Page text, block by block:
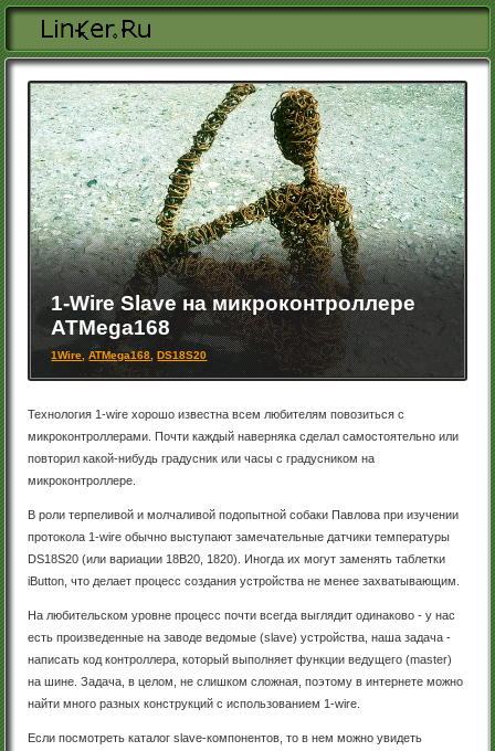
Перейти к основному содержанию
1-Wire Slave на микроконтроллере
ATMega168
1Wire ,ATMega168 ,DS18S20
Технология 1-wire хорошо известна всем любителям повозиться с
микроконтроллерами. Почти каждый наверняка сделал самостоятельно или
повторил какой-нибудь градусник или часы с градусником на
микроконтроллере.
В роли терпеливой и молчаливой подопытной собаки Павлова при изучении
протокола 1-wire обычно выступают замечательные датчики температуры
DS18S20 (или вариации 18B20, 1820). Иногда их могут заменять таблетки
iButton, что делает процесс создания устройства не менее захватывающим.
На любительском уровне процесс почти всегда выглядит одинаково - у нас
есть произведенные на заводе ведомые (slave) устройства, наша задача -
написать код контроллера, который выполняет функции ведущего (master)
на шине. Задача, в целом, не слишком сложная, поэтому в интернете можно
найти много разных конструкций с использованием 1-wire.
Если посмотреть каталог slave-компонентов, то в нем можно увидеть